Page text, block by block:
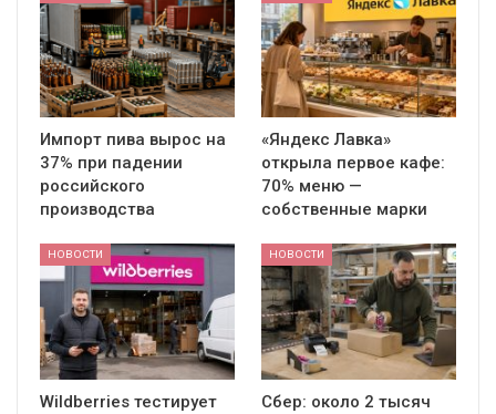
Импорт пива вырос на
37% при падении
российского
производства
«Яндекс Лавка»
открыла первое кафе:
70% меню —
собственные марки
НОВОСТИ
Wildberries тестирует
НОВОСТИ
Сбер: около 2 тысяч